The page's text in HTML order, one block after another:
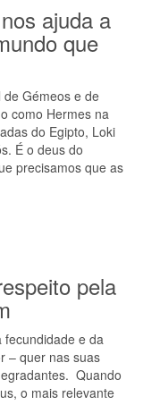
ajuda a
que
Gémeos e de
como Hermes na
do Egipto, Loki
É o deus do
precisamos que as
pela
fecundidade e da
– quer nas suas
Quando
o mais relevante